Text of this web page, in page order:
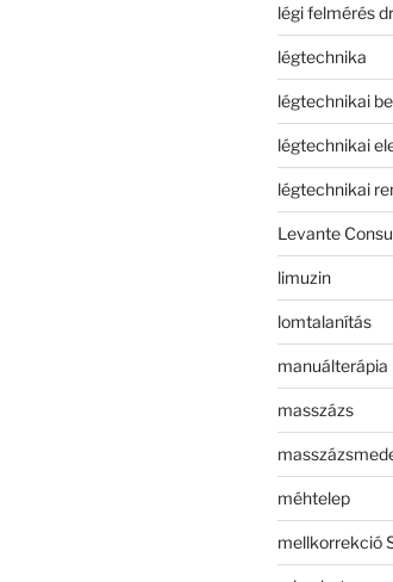
légi felmérés
légtechnika
légtechnikai
légtechnikai
légtechnikai
Levante
limuzin
lomtalanítás
manuálterápia
masszázs
méhtelep
mellkorrekció